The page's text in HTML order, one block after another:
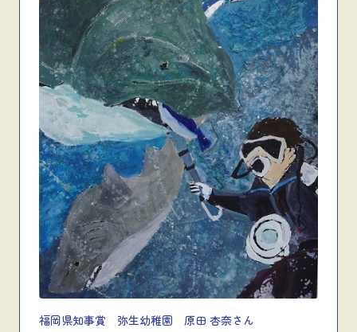
福岡県知事賞 弥生幼稚園 原田 杏奈さん